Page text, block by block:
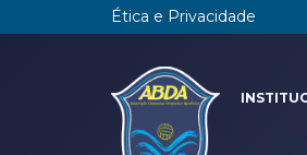
Ética e Privacidade